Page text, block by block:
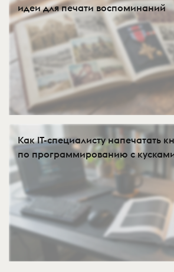
идеи для печати воспоминаний
Как IT-специалисту напечатать
по программированию с